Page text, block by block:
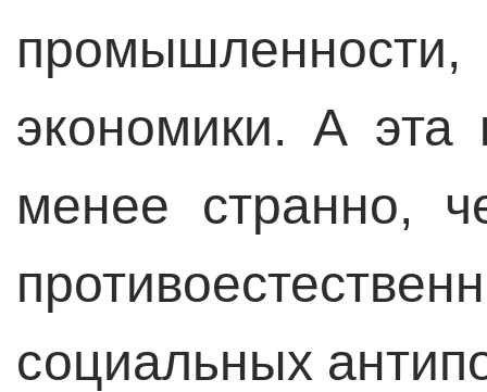
экономики. А эта
менее странно,
социальных